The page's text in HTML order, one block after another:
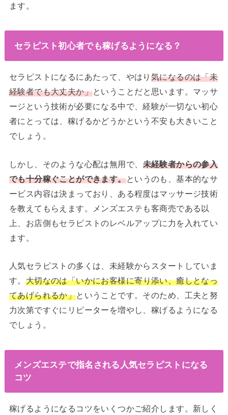
ます。
セラピスト初心者でも稼げるようになる？
セラピストになるにあたって、やはり 気になるのは「未
経験者でも大丈夫か」ということだと思います。マッサ
ージという技術が必要になる中で、経験が一切ない初心
者にとっては、稼げるかどうかという不安も大きいこと
でしょう。
しかし、そのような心配は無用で、 未経験者からの参入
でも十分稼ぐことができます。というのも、基本的なサ
ービス内容は決まっており、ある程度はマッサージ技術
を教えてもらえます。メンズエステも客商売である以
上、お店側もセラピストのレベルアップに力を入れてい
ます。
人気セラピストの多くは、未経験からスタートしていま
す。 大切なのは「いかにお客様に寄り添い、癒しとなっ
てあげられるか」ということです。そのため、工夫と努
力次第ですぐにリピーターを増やし、稼げるようになる
でしょう。
メンズエステで指名される人気セラピストになる
コツ
稼げるようになるコツをいくつかご紹介します。新しく